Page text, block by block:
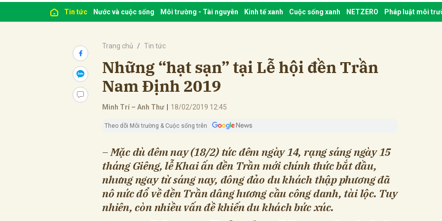
Tin tức Nước và cuộc sống Môi trường - Tài nguyên Kinh tế xanh Cuộc sống xanh NETZERO Pháp luật môi
Trang chủ Tin tức
Những “hạt sạn” tại Lễ hội đền Trần
Nam Định 2019
Minh Trí – Anh Thư 18/02/2019 12:45
Theo dõi Môi trường & Cuộc sống trên
– Mặc dù đêm nay (18/2) tức đêm ngày 14, rạng sáng ngày 15
tháng Giêng, lễ Khai ấn đền Trần mới chính thức bắt đầu,
nhưng ngay từ sáng nay, đông đảo du khách thập phương đã
nô nức đổ về đền Trần dâng hương cầu công danh, tài lộc. Tuy
nhiên, còn nhiều vấn đề khiến du khách bức xúc.